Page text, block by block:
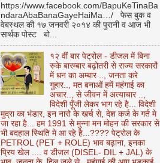
https://www.facebook.com/BapuKeTinaBa
ndaraAbaBanaGayeHaiMa…/ फेस बुक व
वेबस्थल की १७ जनवरी २०१४ की पुरानी व आज भी
सार्थक पोस्ट बो...
१२ वीं बार पेट्रोल - डीजल में बिना
रुके बारम्बार बढ़ोतरी से राज्य सरकारों
में धन का अम्बार .., जनता करे
गुहार.., मत बनाओं हमें महंगाई का
अचार.., से जीवन में अत्याचार ..,
विदेशी पूँजी लेकर भाग रहे है... विदेशी
मुद्रा का भंडार, इन नारो के खर्च से, देश कर्ज के गर्त मे
जा रहा है... हम 1991 से मुन्ना मन मोहन की सरकार से
भी बदहाल स्थिति मे आ रहे है...???? पेट्रोल के
PETROL (PET + ROLE) भाव बढ़ाना, इनका
प्रिय खेल .... व डीजल (DISEL- DIL + JAL) के